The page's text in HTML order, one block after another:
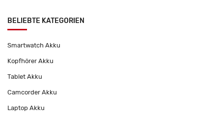
BELIEBTE KATEGORIEN
Smartwatch Akku
Kopfhörer Akku
Tablet Akku
Camcorder Akku
Laptop Akku